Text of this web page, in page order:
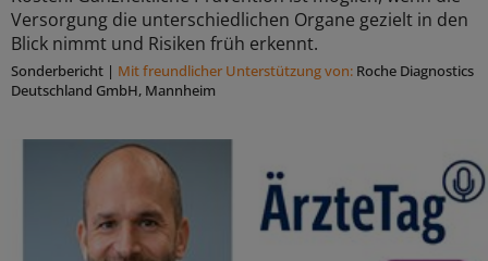
Versorgung die unterschiedlichen Organe gezielt in den
Blick nimmt und Risiken früh erkennt.
Sonderbericht | Mit freundlicher Unterstützung von: Roche Diagnostics
Deutschland GmbH, Mannheim